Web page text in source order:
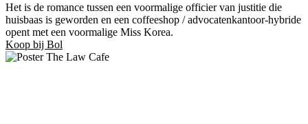
Het is de romance tussen een voormalige officier van justitie die
huisbaas is geworden en een coffeeshop / advocatenkantoor-hybride
opent met een voormalige Miss Korea.
Koop bij Bol